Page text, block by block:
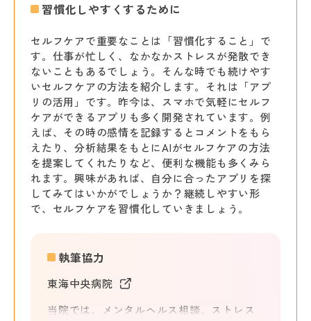
習慣化しやすくするために
セルフケアで重要なことは「習慣化すること」で
す。仕事が忙しく、なかなかストレスが発散でき
ないこともあるでしょう。そんな時でも続けやす
いセルフケアの方法を紹介します。それは「アプ
リの活用」です。昨今は、スマホで気軽にセルフ
ケアができるアプリも多く開発されています。例
えば、その時の感情を記録するとコメントをもら
えたり、分析結果をもとにAIがセルフケアの方法
を提案してくれたりなど、便利な機能も多くみら
れます。興味があれば、自分に合ったアプリを探
してみてはいかがでしょうか？継続しやすい形
で、セルフケアを習慣化していきましょう。
執筆協力
東海中央病院
当院では、メンタルヘルス相談、ストレス